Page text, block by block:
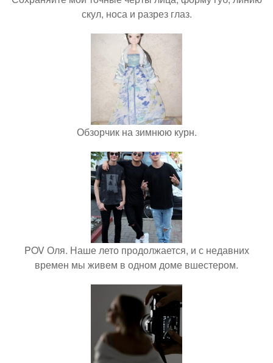
скул, носа и разрез глаз.
Обзорчик на зимнюю курн.
POV Оля. Наше лето продолжается, и с недавних
времен мы живем в одном доме вшестером.